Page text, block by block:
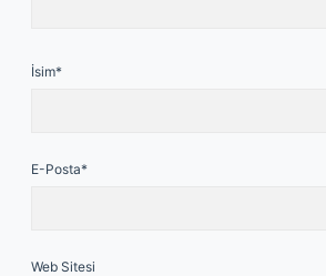
İsim*
E-Posta*
Web Sitesi